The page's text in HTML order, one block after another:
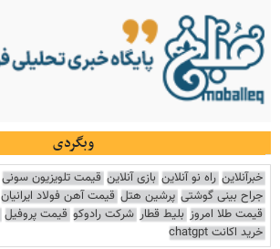
وبگردی
خبرآنلاین راه نو آنلاین بازی آنلاین قیمت تلویزیون سونی
جراح بینی گوشتی پرشین هتل قیمت آهن فولاد ایرانیان
قیمت طلا امروز بلیط قطار شرکت رادوکو قیمت پروفیل
خرید اکانت chatgpt